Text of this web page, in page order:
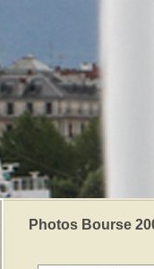
Photos Bourse